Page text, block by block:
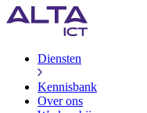
Diensten
Kennisbank
Over ons